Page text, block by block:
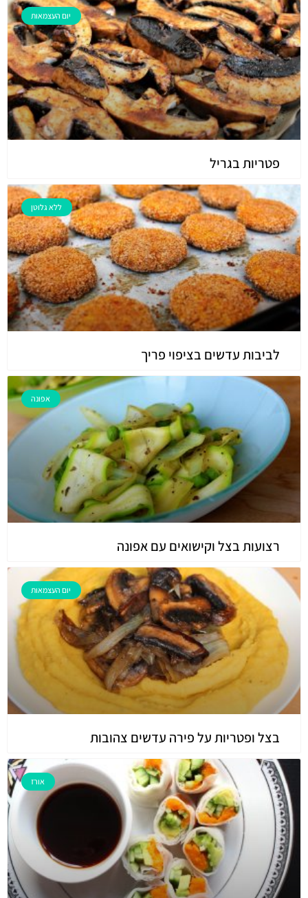
יום העצמאות
פטריות בגריל
ללא גלוטן
לביבות עדשים בציפוי פריך
אפונה
רצועות בצל וקישואים עם אפונה
יום העצמאות
בצל ופטריות על פירה עדשים צהובות
אורז